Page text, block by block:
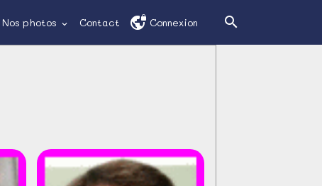
Nos photos Contact Connexion